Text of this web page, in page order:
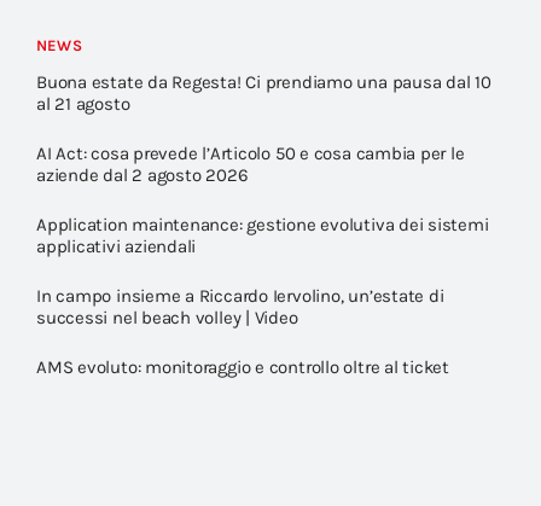
NEWS
Buona estate da Regesta! Ci prendiamo una pausa dal 10
al 21 agosto
AI Act: cosa prevede l’Articolo 50 e cosa cambia per le
aziende dal 2 agosto 2026
Application maintenance: gestione evolutiva dei sistemi
applicativi aziendali
In campo insieme a Riccardo Iervolino, un’estate di
successi nel beach volley | Video
AMS evoluto: monitoraggio e controllo oltre al ticket